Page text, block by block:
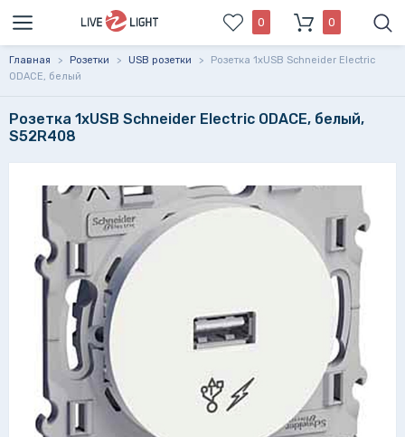
0 0
Главная > Розетки > USB розетки >
Розетка 1xUSB Schneider Electric
ODACE, белый
Розетка 1xUSB Schneider Electric ODACE, белый,
S52R408